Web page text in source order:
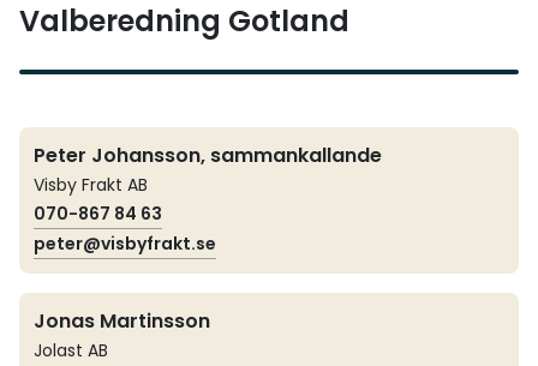
Valberedning Gotland
Peter Johansson, sammankallande
Visby Frakt AB
070-867 84 63
peter@visbyfrakt.se
Jonas Martinsson
Jolast AB